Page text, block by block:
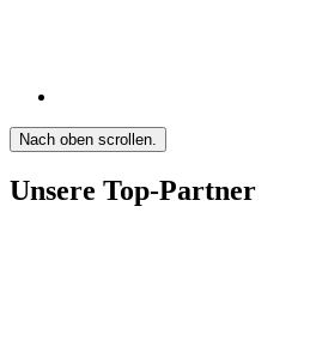
Nach oben scrollen.
Unsere Top-Partner